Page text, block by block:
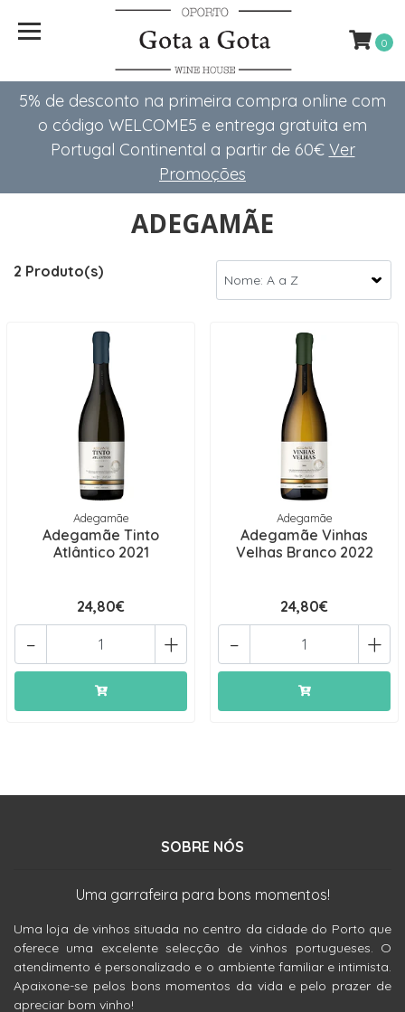
5% de desconto na primeira compra online com
o código WELCOME5 e entrega gratuita em
Portugal Continental a partir de 60€ Ver
Promoções
0
ADEGAMÃE
2 Produto(s)
Adegamãe
Adegamãe Tinto
Atlântico 2021
24,80€
+
-
Adegamãe
Adegamãe Vinhas
Velhas Branco 2022
24,80€
+
-
SOBRE NÓS
Uma garrafeira para bons momentos!
Uma loja de vinhos situada no centro da cidade do Porto que
oferece uma excelente selecção de vinhos portugueses. O
atendimento é personalizado e o ambiente familiar e intimista.
Apaixone-se pelos bons momentos da vida e pelo prazer de
apreciar bom vinho!